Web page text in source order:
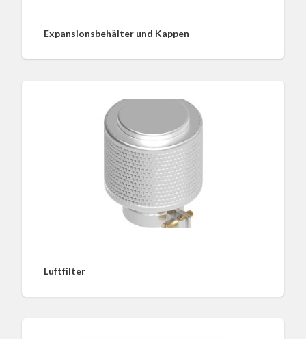
Expansionsbehälter und Kappen
Luftfilter